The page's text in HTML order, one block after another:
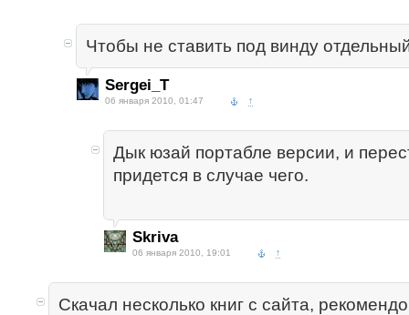
Чтобы не ставить под винду
Sergei_T
06 января 2010, 01:47 ↑
Дык юзай портабле версии, и
придется в случае чего.
Skriva
06 января 2010, 19:01 ↑
Скачал несколько книг с сайта,